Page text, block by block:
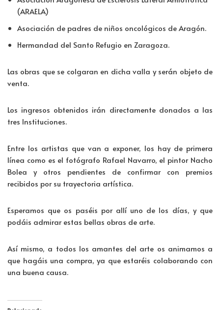
(ARAELA)
Asociación de padres de niños oncológicos de Aragón.
Hermandad del Santo Refugio en Zaragoza.
Las obras que se colgaran en dicha valla y serán objeto de
venta.
Los ingresos obtenidos irán directamente donados a las
tres Instituciones.
Entre los artistas que van a exponer, los hay de primera
línea como es el fotógrafo Rafael Navarro, el pintor Nacho
Bolea y otros pendientes de confirmar con premios
recibidos por su trayectoria artística.
Esperamos que os paséis por allí uno de los días, y que
podáis admirar estas bellas obras de arte.
Así mismo, a todos los amantes del arte os animamos a
que hagáis una compra, ya que estaréis colaborando con
una buena causa.